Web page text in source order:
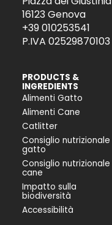
16123 Genova
+39 010253541
P.IVA 02529870103
PRODUCTS &
INGREDIENTS
Alimenti Gatto
Alimenti Cane
Catlitter
Consiglio nutrizionale
gatto
Consiglio nutrizionale
cane
Impatto sulla
biodiversità
Accessibilità